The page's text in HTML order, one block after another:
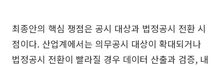
최종안의 핵심 쟁점은 공시 대상과 법정공시 전환 시
점이다. 산업계에서는 의무공시 대상이 확대되거나
법정공시 전환이 빨라질 경우 데이터 산출과 검증, 내